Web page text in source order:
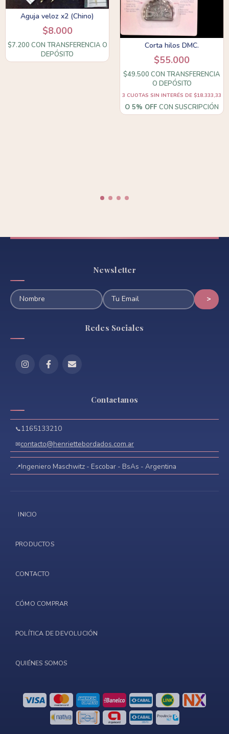
Aguja veloz x2 (Chino)
$8.000
$7.200 CON TRANSFERENCIA O
DEPÓSITO
Corta hilos DMC.
$55.000
$49.500 CON TRANSFERENCIA
O DEPÓSITO
3 CUOTAS SIN INTERÉS DE $18.333,33
O 5% OFF CON SUSCRIPCIÓN
Newsletter
Redes Sociales
Contactanos
1165133210
contacto@henriettebordados.com.ar
Ingeniero Maschwitz - Escobar - BsAs - Argentina
INICIO
PRODUCTOS
CONTACTO
CÓMO COMPRAR
POLÍTICA DE DEVOLUCIÓN
QUIÉNES SOMOS